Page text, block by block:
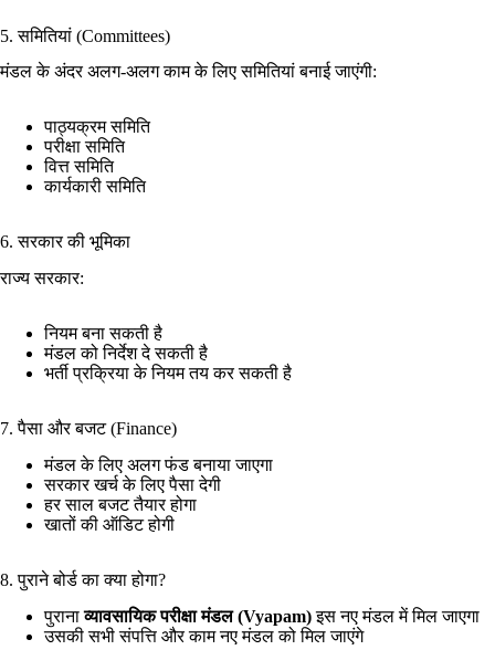
5. समितियां (Committees)
मंडल के अंदर अलग-अलग काम के लिए समितियां बनाई जाएंगी:
पाठ्यक्रम समिति
परीक्षा समिति
वित्त समिति
कार्यकारी समिति
6. सरकार की भूमिका
राज्य सरकार:
नियम बना सकती है
मंडल को निर्देश दे सकती है
भर्ती प्रक्रिया के नियम तय कर सकती है
7. पैसा और बजट (Finance)
मंडल के लिए अलग फंड बनाया जाएगा
सरकार खर्च के लिए पैसा देगी
हर साल बजट तैयार होगा
खातों की ऑडिट होगी
8. पुराने बोर्ड का क्या होगा?
पुरानाव्यावसायिक परीक्षा मंडल (Vyapam)इस नए मंडल में मिल जाएगा
उसकी सभी संपत्ति और काम नए मंडल को मिल जाएंगे